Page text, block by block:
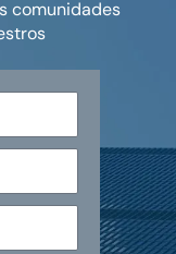
comunidades